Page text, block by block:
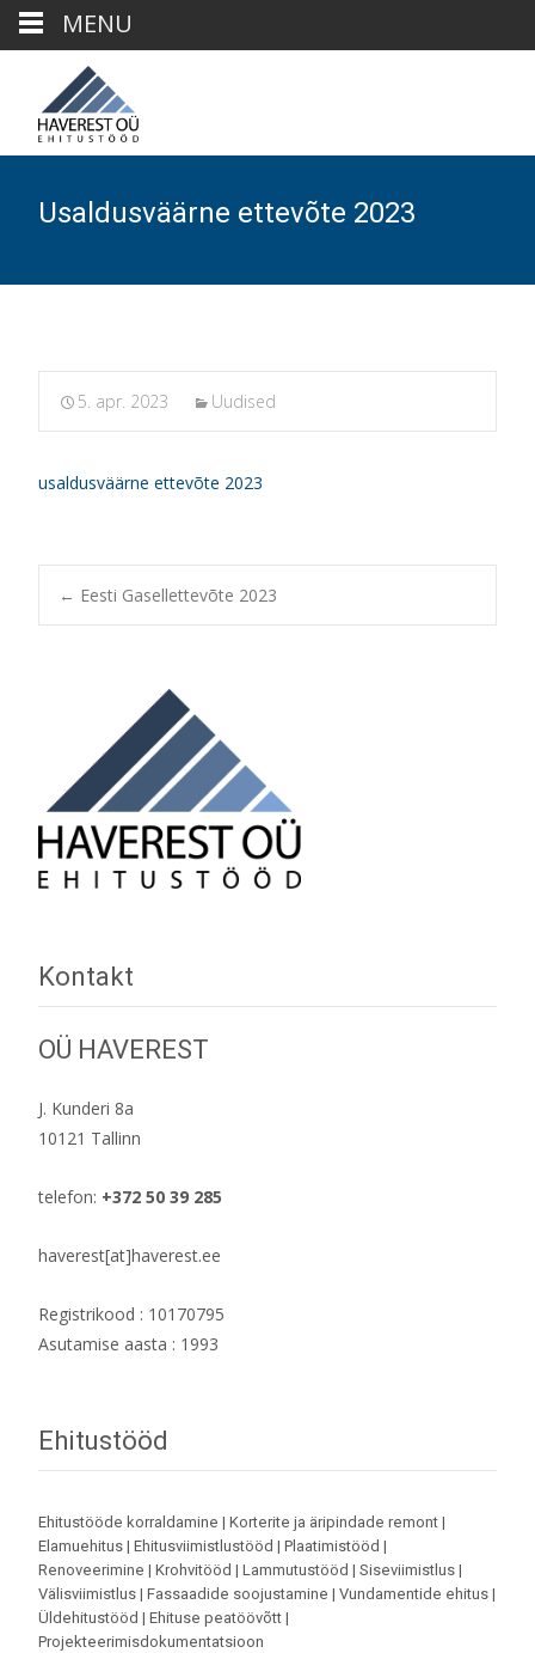
Usaldusväärne ettevõte 2023
5. apr. 2023 Uudised
usaldusväärne ettevõte 2023
Post
navigation
← Eesti Gasellettevõte 2023
Kontakt
OÜ HAVEREST
J. Kunderi 8a
10121 Tallinn
telefon: +372 50 39 285
haverest[at]haverest.ee
Registrikood : 10170795
Asutamise aasta : 1993
Ehitustööd
Ehitustööde korraldamine | Korterite ja äripindade remont |
Elamuehitus | Ehitusviimistlustööd | Plaatimistööd |
Renoveerimine | Krohvitööd | Lammutustööd | Siseviimistlus |
Välisviimistlus | Fassaadide soojustamine | Vundamentide ehitus |
Üldehitustööd | Ehituse peatöövõtt |
Projekteerimisdokumentatsioon
MENU